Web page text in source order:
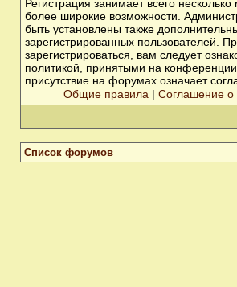
Регистрация занимает всего
более широкие возможности.
быть установлены также
зарегистрированных пользователей.
зарегистрироваться, вам следует
политикой, принятыми на
присутствие на форумах означает
Общие правила | Соглашение о
Список форумов